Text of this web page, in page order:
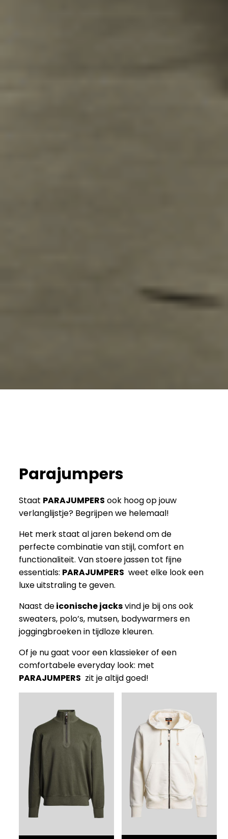
Parajumpers
Staat PARAJUMPERS ook hoog op jouw
verlanglijstje? Begrijpen we helemaal!
Het merk staat al jaren bekend om de
perfecte combinatie van stijl, comfort en
functionaliteit. Van stoere jassen tot fijne
essentials: PARAJUMPERS weet elke look een
luxe uitstraling te geven.
Naast deiconische jacksvind je bij ons ook
sweaters, polo’s, mutsen, bodywarmers en
joggingbroeken in tijdloze kleuren.
Of je nu gaat voor een klassieker of een
comfortabele everyday look: met
PARAJUMPERS zit je altijd goed!